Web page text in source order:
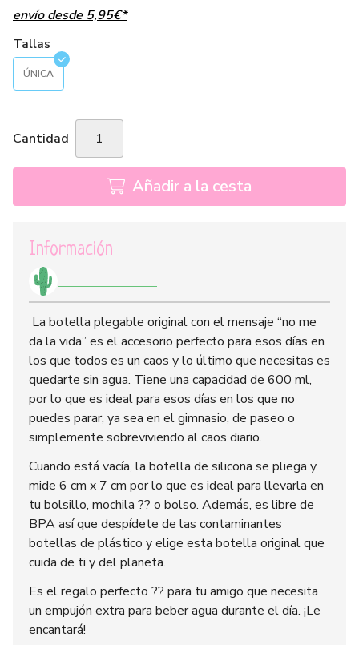
envío desde5,95€*
Tallas
ÚNICA
Cantidad
Añadir a la cesta
Información
La botella plegable original con el mensaje “no me
da la vida” es el accesorio perfecto para esos días en
los que todos es un caos y lo último que necesitas es
quedarte sin agua. Tiene una capacidad de 600 ml,
por lo que es ideal para esos días en los que no
puedes parar, ya sea en el gimnasio, de paseo o
simplemente sobreviviendo al caos diario.
Cuando está vacía, la botella de silicona se pliega y
mide 6 cm x 7 cm por lo que es ideal para llevarla en
tu bolsillo, mochila ?? o bolso. Además, es libre de
BPA así que despídete de las contaminantes
botellas de plástico y elige esta botella original que
cuida de ti y del planeta.
Es el regalo perfecto ?? para tu amigo que necesita
un empujón extra para beber agua durante el día. ¡Le
encantará!